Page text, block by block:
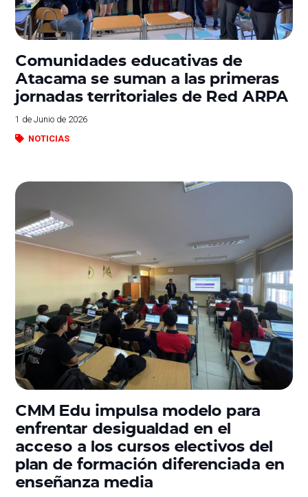
Comunidades educativas de
Atacama se suman a las primeras
jornadas territoriales de Red ARPA
1 de Junio de 2026
NOTICIAS
CMM Edu impulsa modelo para
enfrentar desigualdad en el
acceso a los cursos electivos del
plan de formación diferenciada en
enseñanza media